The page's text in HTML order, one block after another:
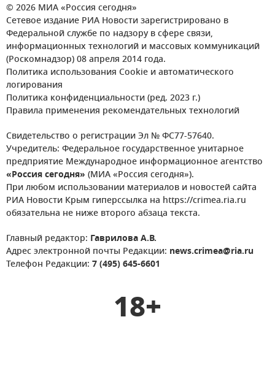
© 2026 МИА «Россия сегодня»
Сетевое издание РИА Новости зарегистрировано в
Федеральной службе по надзору в сфере связи,
информационных технологий и массовых коммуникаций
(Роскомнадзор) 08 апреля 2014 года.
Политика использования Cookie и автоматического
логирования
Политика конфиденциальности (ред. 2023 г.)
Правила применения рекомендательных технологий
Свидетельство о регистрации Эл № ФС77-57640.
Учредитель: Федеральное государственное унитарное
предприятие Международное информационное агентство
«Россия сегодня» (МИА «Россия сегодня»).
При любом использовании материалов и новостей сайта
РИА Новости Крым гиперссылка на https://crimea.ria.ru
обязательна не ниже второго абзаца текста.
Главный редактор: Гаврилова А.В.
Адрес электронной почты Редакции: news.crimea@ria.ru
Телефон Редакции: 7 (495) 645-6601
18+